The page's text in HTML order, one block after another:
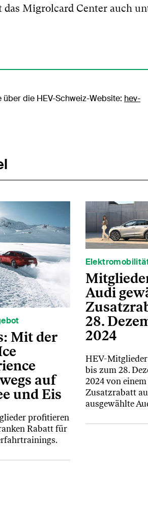
Migrolcard Center auch
die HEV-Schweiz-Website: hev-
Mit der
auf
und Eis
profitieren
Rabatt für
Audi
28.
2024
HEV-
bis zum 28.
2024 von
Zusatzrabatt
ausgewählte